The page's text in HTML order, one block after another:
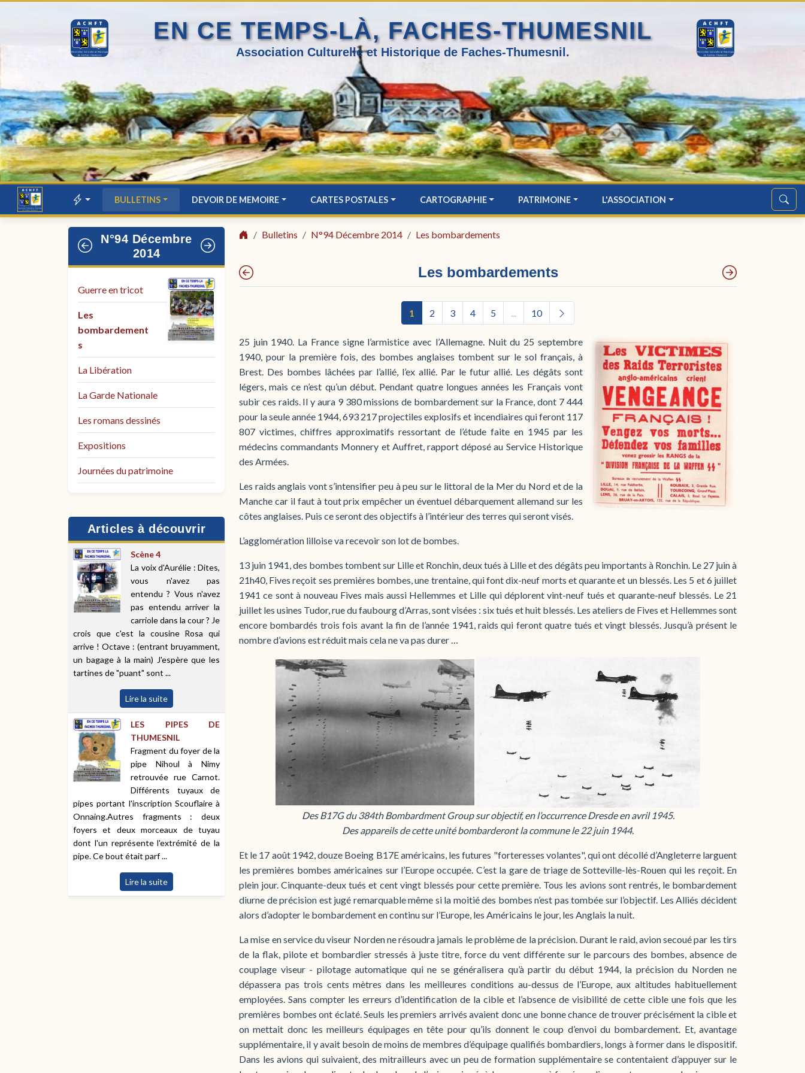
EN CE TEMPS-LÀ, FACHES-THUMESNIL
Association Culturelle et Historique de Faches-Thumesnil.
BULLETINS DEVOIR DE MEMOIRE CARTES POSTALES CARTOGRAPHIE PATRIMOINE L'ASSOCIATION
N°94 Décembre
2014
Guerre en tricot
Les
bombardement
s
La Libération
La Garde Nationale
Les romans dessinés
Expositions
Journées du patrimoine
Articles à découvrir
Scène 4
La voix d'Aurélie : Dites,
vous n'avez pas
entendu ? Vous n'avez
pas entendu arriver la
carriole dans la cour ? Je
crois que c'est la cousine Rosa qui
arrive ! Octave : (entrant bruyamment,
un bagage à la main) J'espère que les
tartines de "puant" sont ...
Lire la suite
LES PIPES DE
THUMESNIL
Fragment du foyer de la
pipe Nihoul à Nimy
retrouvée rue Carnot.
Différents tuyaux de
pipes portant l'inscription Scouflaire à
Onnaing.Autres fragments : deux
foyers et deux morceaux de tuyau
dont l'un représente l'extrémité de la
pipe. Ce bout était parf ...
Lire la suite
Bulletins N°94 Décembre 2014 Les bombardements
Les bombardements
1 2 3 4 5 ... 10
25 juin 1940. La France signe l’armistice avec l’Allemagne. Nuit du 25 septembre
1940, pour la première fois, des bombes anglaises tombent sur le sol français, à
Brest. Des bombes lâchées par l’allié, l’ex allié. Par le futur allié. Les dégâts sont
légers, mais ce n’est qu’un début. Pendant quatre longues années les Français vont
subir ces raids. Il y aura 9 380 missions de bombardement sur la France, dont 7 444
pour la seule année 1944, 693 217 projectiles explosifs et incendiaires qui feront 117
807 victimes, chiffres approximatifs ressortant de l’étude faite en 1945 par les
médecins commandants Monnery et Auffret, rapport déposé au Service Historique
des Armées.
Les raids anglais vont s’intensifier peu à peu sur le littoral de la Mer du Nord et de la
Manche car il faut à tout prix empêcher un éventuel débarquement allemand sur les
côtes anglaises. Puis ce seront des objectifs à l’intérieur des terres qui seront visés.
L’agglomération lilloise va recevoir son lot de bombes.
13 juin 1941, des bombes tombent sur Lille et Ronchin, deux tués à Lille et des dégâts peu importants à Ronchin. Le 27 juin à
21h40, Fives reçoit ses premières bombes, une trentaine, qui font dix-neuf morts et quarante et un blessés. Les 5 et 6 juillet
1941 ce sont à nouveau Fives mais aussi Hellemmes et Lille qui déplorent vint-neuf tués et quarante-neuf blessés. Le 21
juillet les usines Tudor, rue du faubourg d’Arras, sont visées : six tués et huit blessés. Les ateliers de Fives et Hellemmes sont
encore bombardés trois fois avant la fin de l’année 1941, raids qui feront quatre tués et vingt blessés. Jusqu’à présent le
nombre d’avions est réduit mais cela ne va pas durer …
Des B17G du 384th Bombardment Group sur objectif, en l’occurrence Dresde en avril 1945.
Des appareils de cette unité bombarderont la commune le 22 juin 1944.
Et le 17 août 1942, douze Boeing B17E américains, les futures "forteresses volantes", qui ont décollé d’Angleterre larguent
les premières bombes américaines sur l’Europe occupée. C’est la gare de triage de Sotteville-lès-Rouen qui les reçoit. En
plein jour. Cinquante-deux tués et cent vingt blessés pour cette première. Tous les avions sont rentrés, le bombardement
diurne de précision est jugé remarquable même si la moitié des bombes n’est pas tombée sur l’objectif. Les Alliés décident
alors d’adopter le bombardement en continu sur l’Europe, les Américains le jour, les Anglais la nuit.
La mise en service du viseur Norden ne résoudra jamais le problème de la précision. Durant le raid, avion secoué par les tirs
de la flak, pilote et bombardier stressés à juste titre, force du vent différente sur le parcours des bombes, absence de
couplage viseur - pilotage automatique qui ne se généralisera qu’à partir du début 1944, la précision du Norden ne
dépassera pas trois cents mètres dans les meilleures conditions au-dessus de l’Europe, aux altitudes habituellement
employées. Sans compter les erreurs d’identification de la cible et l’absence de visibilité de cette cible une fois que les
premières bombes ont éclaté. Seuls les premiers arrivés avaient donc une bonne chance de trouver précisément la cible et
on mettait donc les meilleurs équipages en tête pour qu’ils donnent le coup d’envoi du bombardement. Et, avantage
supplémentaire, il y avait besoin de moins de membres d’équipage qualifiés bombardiers, longs à former dans le dispositif.
Dans les avions qui suivaient, des mitrailleurs avec un peu de formation supplémentaire se contentaient d’appuyer sur le